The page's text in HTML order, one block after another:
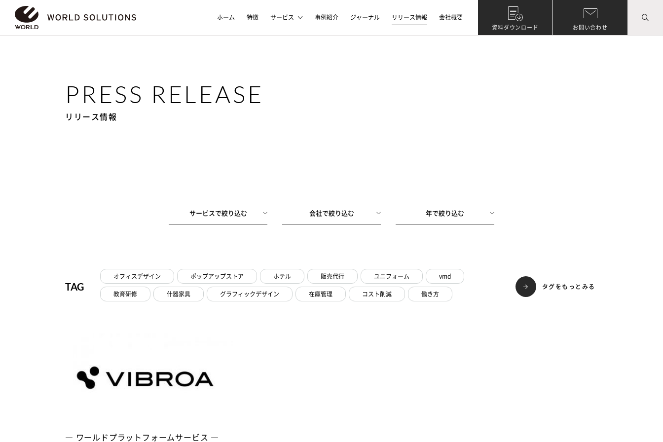
ホーム 特徴 サービス 事例紹介 ジャーナル リリース情報 会社概要
資料ダウンロード お問い合わせ
PRESS RELEASE
リリース情報
サービスで絞り込む 会社で絞り込む 年で絞り込む
TAG
オフィスデザイン ポップアップストア ホテル 販売代行 ユニフォーム
vmd
教育研修
什器家具 グラフィックデザイン 在庫管理 コスト削減 働き方
タグをもっとみる
― ワールドプラットフォームサービス ―